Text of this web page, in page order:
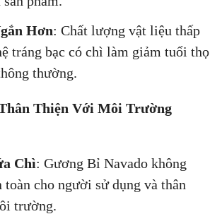
Hơn: Chất lượng vật liệu thấp
tráng bạc có chì làm giảm tuổi thọ
thường.
Thiện Với Môi Trường
Chì: Gương Bỉ Navado không
toàn cho người sử dụng và thân
trường.